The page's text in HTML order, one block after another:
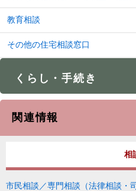
教育相談
その他の住宅相談窓口
くらし・手続き
関連情報
相
市民相談／専門相談（法律相談・